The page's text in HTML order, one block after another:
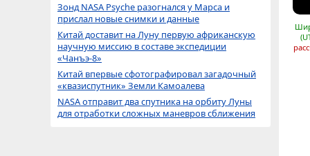
Зонд NASA Psyche разогнался у Марса и
прислал новые снимки и данные
Китай доставит на Луну первую африканскую
научную миссию в составе экспедиции
«Чанъэ-8»
Китай впервые сфотографировал загадочный
«квазиспутник» Земли Камоалева
NASA отправит два спутника на орбиту Луны
для отработки сложных маневров сближения